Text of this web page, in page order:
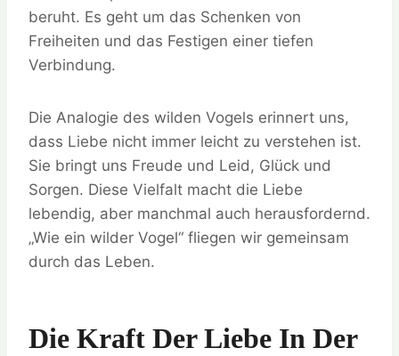
beruht. Es geht um das Schenken von
Freiheiten und das Festigen einer tiefen
Verbindung.
Die Analogie des wilden Vogels erinnert uns,
dass Liebe nicht immer leicht zu verstehen ist.
Sie bringt uns Freude und Leid, Glück und
Sorgen. Diese Vielfalt macht die Liebe
lebendig, aber manchmal auch herausfordernd.
„Wie ein wilder Vogel“ fliegen wir gemeinsam
durch das Leben.
Die Kraft Der Liebe In Der